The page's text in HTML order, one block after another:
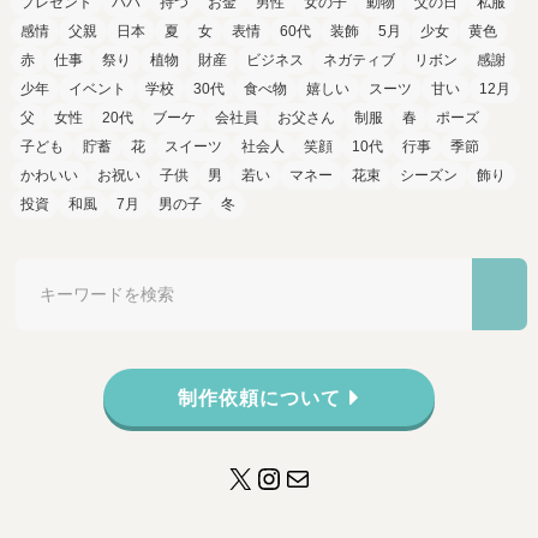
感情
父親 日本 夏 女 表情 60代 装飾 5月 少女
黄色
赤
仕事 祭り 植物 財産 ビジネス ネガティブ リボン
感謝
少年
イベント 学校 30代 食べ物 嬉しい スーツ 甘い
12月
父
女性 20代 ブーケ 会社員 お父さん 制服 春
ポーズ
子ども
貯蓄 花 スイーツ 社会人 笑顔 10代 行事
季節
かわいい
お祝い 子供 男 若い マネー 花束 シーズン
飾り
投資
和風 7月 男の子 冬
制作依頼について
X Instagram
メール